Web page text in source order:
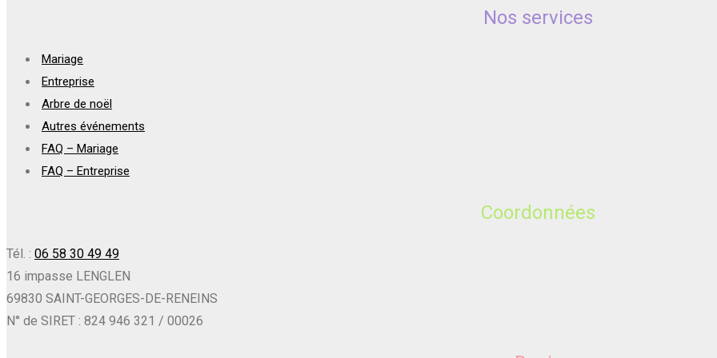
Nos services
Mariage
Entreprise
Arbre de noël
Autres événements
FAQ – Mariage
FAQ – Entreprise
Coordonnées
Tél. : 06 58 30 49 49
16 impasse LENGLEN
69830 SAINT-GEORGES-DE-RENEINS
N° de SIRET : 824 946 321 / 00026